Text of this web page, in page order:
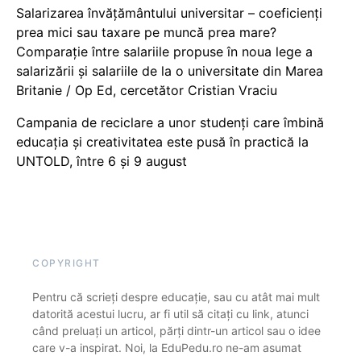
Salarizarea învățământului universitar – coeficienți
prea mici sau taxare pe muncă prea mare?
Comparație între salariile propuse în noua lege a
salarizării și salariile de la o universitate din Marea
Britanie / Op Ed, cercetător Cristian Vraciu
Campania de reciclare a unor studenți care îmbină
educația și creativitatea este pusă în practică la
UNTOLD, între 6 și 9 august
COPYRIGHT
Pentru că scrieți despre educație, sau cu atât mai mult
datorită acestui lucru, ar fi util să citați cu link, atunci
când preluați un articol, părți dintr-un articol sau o idee
care v-a inspirat. Noi, la EduPedu.ro ne-am asumat